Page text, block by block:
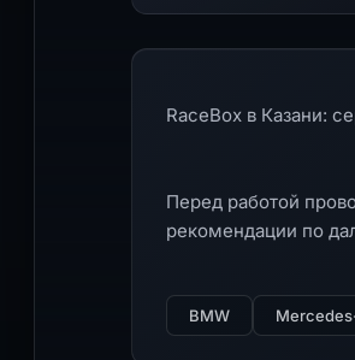
RaceBox в Казани:
Перед работой
рекомендации по
BMW